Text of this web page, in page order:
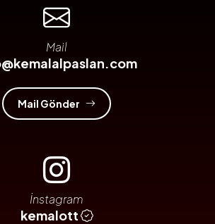
Mail
Mail Gönder
İnstagram
kemalott